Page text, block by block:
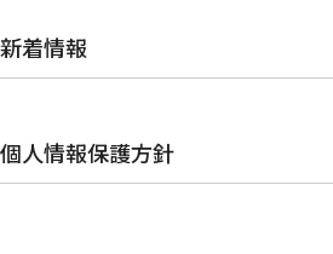
新着情報
個人情報保護方針